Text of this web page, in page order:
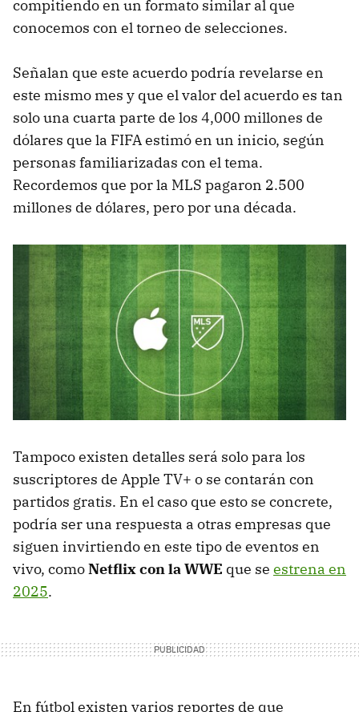
compitiendo en un formato similar al que
conocemos con el torneo de selecciones.
Señalan que este acuerdo podría revelarse en
este mismo mes y que el valor del acuerdo es tan
solo una cuarta parte de los 4,000 millones de
dólares que la FIFA estimó en un inicio, según
personas familiarizadas con el tema.
Recordemos que por la MLS pagaron 2.500
millones de dólares, pero por una década.
Tampoco existen detalles será solo para los
suscriptores de Apple TV+ o se contarán con
partidos gratis. En el caso que esto se concrete,
podría ser una respuesta a otras empresas que
siguen invirtiendo en este tipo de eventos en
vivo, comoNetflix con la WWE que se estrena en
2025.
En fútbol existen varios reportes de que